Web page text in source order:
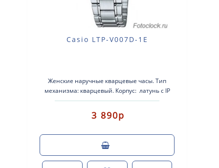
Casio LTP-V007D-1E
Женские наручные кварцевые часы. Тип
механизма: кварцевый. Корпус: латунь с IP
покрытием. Браслет:..
3 890р